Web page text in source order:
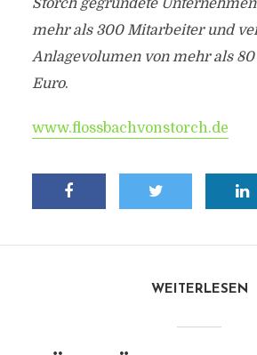
Storch gegründete
mehr als 300 Mitarbeiter und
Anlagevolumen von mehr als
Euro.
www.flossbachvonstorch.de
WEITERLESEN